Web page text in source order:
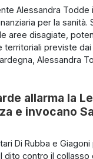
Alessandra Todde
per la
aree disagiate,
territoriali previste
Alessandra
allarma la
e invocano
Di Rubba e
dito contro il